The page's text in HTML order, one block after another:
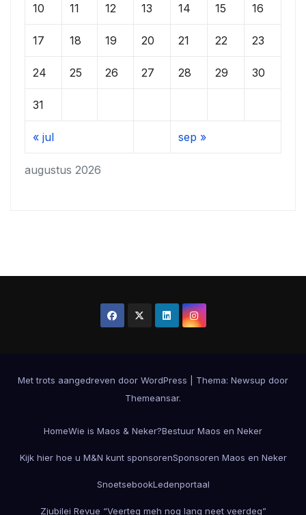
augustus 2026
10 11 12 13 14 15 16
17 18 19 20 21 22 23
24 25 26 27 28 29 30
31
« jul sep »
Met trots aangedreven door WordPress Thema: Newsup door
Themeansar.
HomeWie is Maos & Neker?Bestuur Maos en Neker
Kijk hier hoe u M&N kunt sponsorenSponsoren Maos en Neker
SnoetsebookLedenportaal
Zjubilei Revue “Veerteg meh nog lang neet veerdeg”